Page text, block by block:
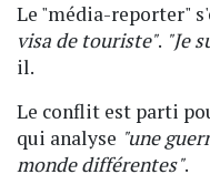
Le "média-reporter"
visa de touriste". "Je
il.
Le conflit est parti
qui analyse "une
monde différentes".